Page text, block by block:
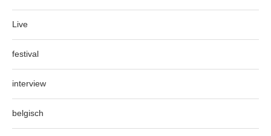
Live
festival
interview
belgisch